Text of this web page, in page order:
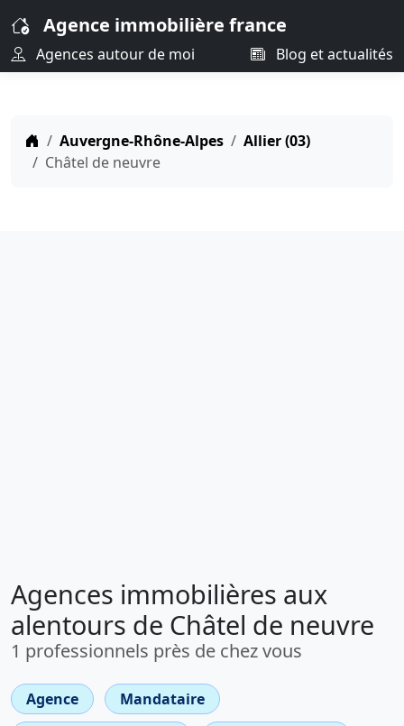
Agence immobilière france
Agences autour de moi Blog et actualités
Auvergne-Rhône-Alpes
Allier (03)
Châtel de neuvre
Agences immobilières aux
alentours de Châtel de neuvre
1 professionnels près de chez vous
Agence
Mandataire